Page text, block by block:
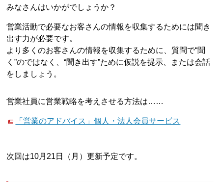
みなさんはいかがでしょうか？
営業活動で必要なお客さんの情報を収集するためには聞き
出す力が必要です。
より多くのお客さんの情報を収集するために、質問で“聞
く”のではなく、“聞き出す”ために仮説を提示、または会話
をしましょう。
営業社員に営業戦略を考えさせる方法は……
「営業のアドバイス」個人・法人会員サービス
次回は10月21日（月）更新予定です。